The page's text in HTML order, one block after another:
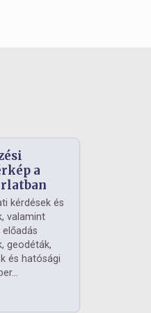
a
kérdések és
valamint
geodéták,
és hatósági